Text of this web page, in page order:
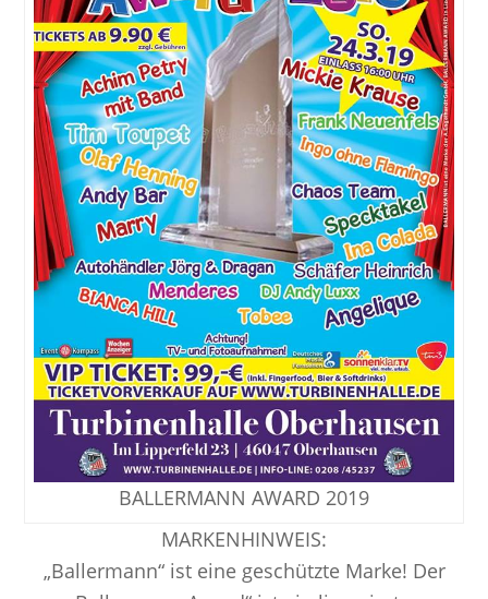
BALLERMANN AWARD 2019
MARKENHINWEIS:
„Ballermann“ ist eine geschützte Marke! Der